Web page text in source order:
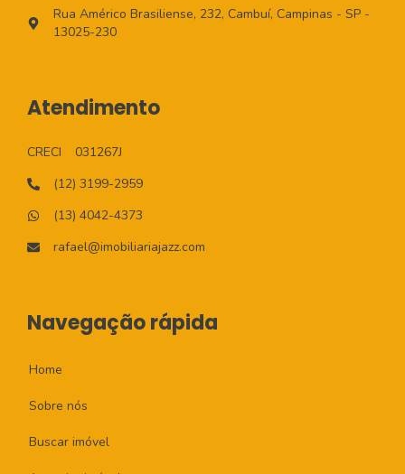
Rua Américo Brasiliense, 232, Cambuí, Campinas - SP -
13025-230
Atendimento
CRECI
031267J
(12) 3199-2959
(13) 4042-4373
rafael@imobiliariajazz.com
Navegação rápida
Home
Sobre nós
Buscar imóvel